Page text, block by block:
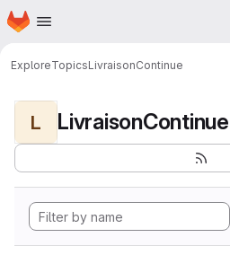
Skip to main content
Homepage
ExploreTopicsLivraisonContinue
L LivraisonContinue